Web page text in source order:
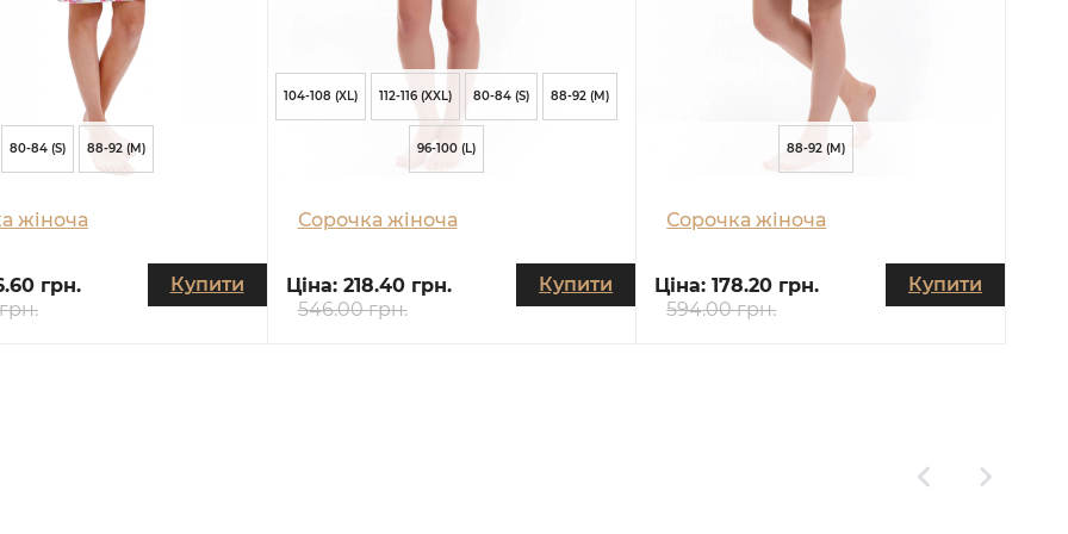
80-84 (S) 88-92 (M)
жіноча
грн.
Купити
104-108 (XL) 112-116 (XXL) 80-84 (S) 88-92 (M)
96-100 (L)
Сорочка жіноча
Ціна: 218.40 грн.
546.00 грн.
Купити
88-92 (M)
Сорочка жіноча
Ціна:178.20 грн.
594.00 грн.
Купити